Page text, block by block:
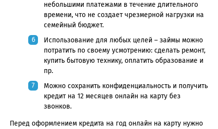
небольшими платежами в течение длительного
времени, что не создает чрезмерной нагрузки на
семейный бюджет.
Использование для любых целей – займы можно
потратить по своему усмотрению: сделать ремонт,
купить бытовую технику, оплатить образование и
пр.
Можно сохранить конфиденциальность и получить
кредит на 12 месяцев онлайн на карту без
звонков.
Перед оформлением кредита на год онлайн на карту нужно